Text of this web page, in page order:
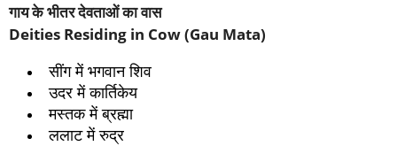
गाय के भीतर देवताओं का वास
Deities Residing in Cow (Gau Mata)
सींग में भगवान शिव
उदर में कार्तिकेय
मस्‍तक में ब्रह्मा
ललाट में रुद्र